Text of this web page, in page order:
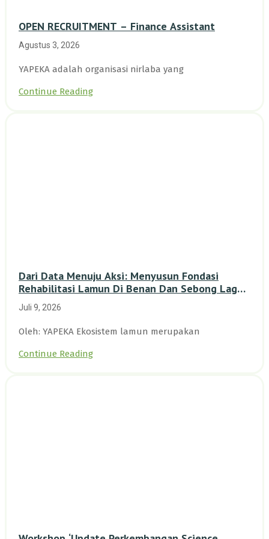
OPEN RECRUITMENT – Finance Assistant
Agustus 3, 2026
YAPEKA adalah organisasi nirlaba yang
Continue Reading
Dari Data Menuju Aksi: Menyusun Fondasi
Rehabilitasi Lamun Di Benan Dan Sebong Lagoi,
Kepulauan Riau
Juli 9, 2026
Oleh: YAPEKA Ekosistem lamun merupakan
Continue Reading